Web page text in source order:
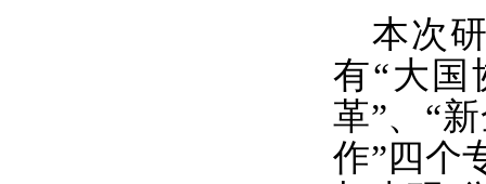
本次
有“大国
革”、“
作”四个